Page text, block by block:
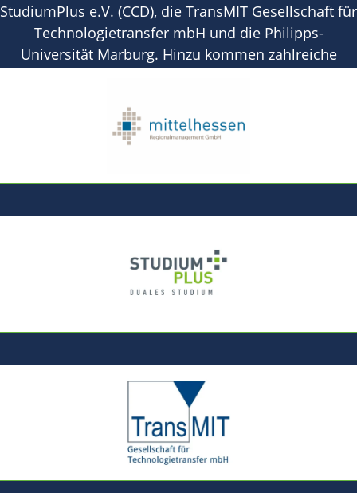
StudiumPlus e.V. (CCD), die TransMIT Gesellschaft für
Technologietransfer mbH und die Philipps-
Universität Marburg. Hinzu kommen zahlreiche